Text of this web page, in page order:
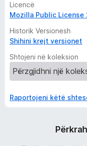
Licencë
Mozilla Public License
Historik Versionesh
Shihini krejt versionet
Shtojeni në koleksion
Raportojeni këtë